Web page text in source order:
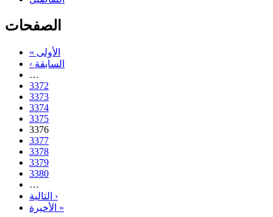
الصفحات
« الأولى
‹ السابقة
…
3372
3373
3374
3375
3376
3377
3378
3379
3380
…
التالية ›
الأخيرة »